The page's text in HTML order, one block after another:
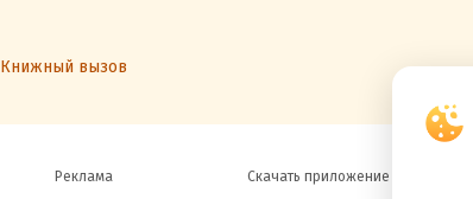
Книжный вызов
Реклама Скачать приложение